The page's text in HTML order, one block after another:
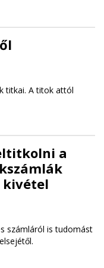
titkai. A titok attól
a
kivétel
számláról is tudomást